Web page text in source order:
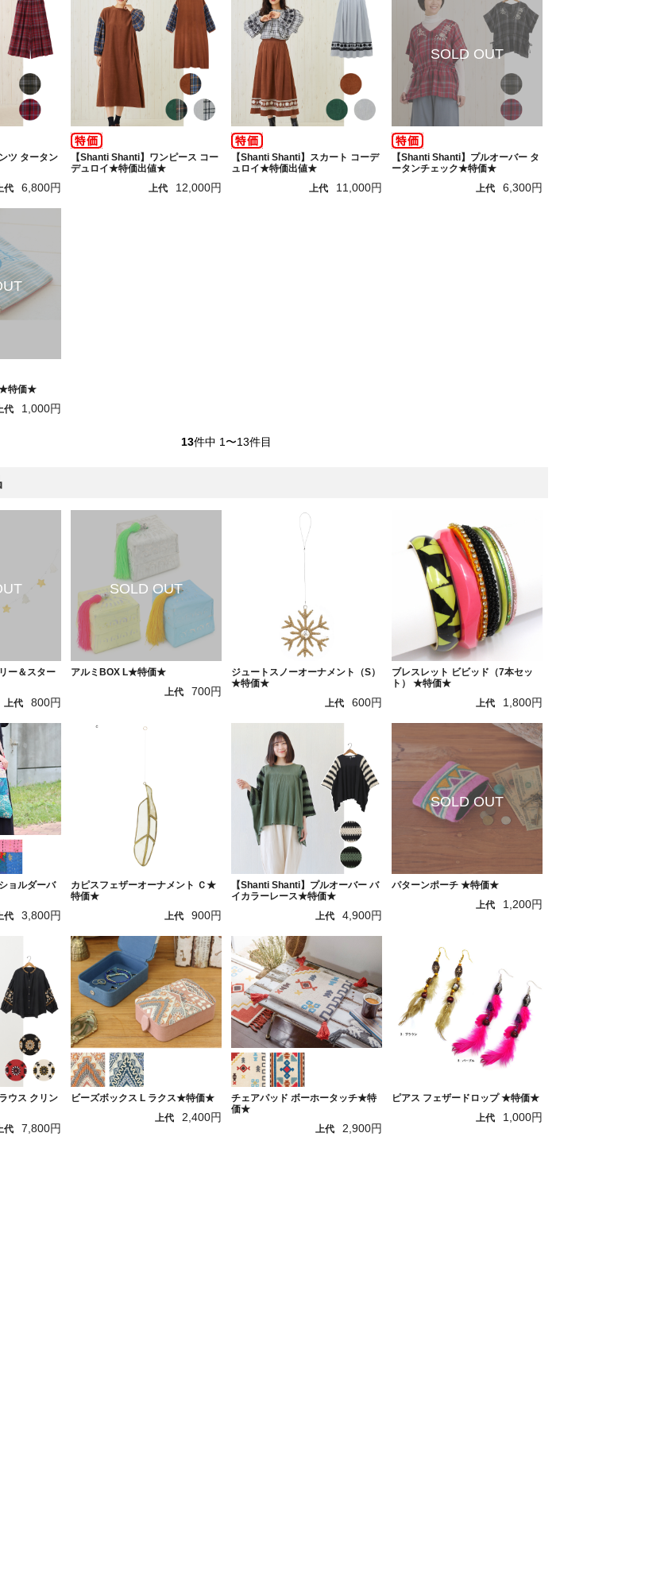
ツ タータン
上代
6,800円
【Shanti Shanti】ワンピース コー
デュロイ★特価出値★
上代
12,000円
【Shanti Shanti】スカート コーデ
ュロイ★特価出値★
上代
11,000円
【Shanti Shanti】プルオーバー タ
ータンチェック★特価★
上代
6,300円
★特価★
代
1,000円
13件中 1〜13件目
ー＆スター
上代
800円
アルミBOX L★特価★
上代
700円
ジュートスノーオーナメント（S）
★特価★
上代
600円
ブレスレット ビビッド（7本セッ
ト） ★特価★
上代
1,800円
ョルダーバ
代
3,800円
カピスフェザーオーナメント Ｃ★
特価★
上代
900円
【Shanti Shanti】プルオーバー バ
イカラーレース★特価★
上代
4,900円
パターンポーチ ★特価★
上代
1,200円
ウス クリン
代
7,800円
ビーズボックス L ラクス★特価★
上代
2,400円
チェアパッド ボーホータッチ★特
価★
上代
2,900円
ピアス フェザードロップ ★特価★
上代
1,000円